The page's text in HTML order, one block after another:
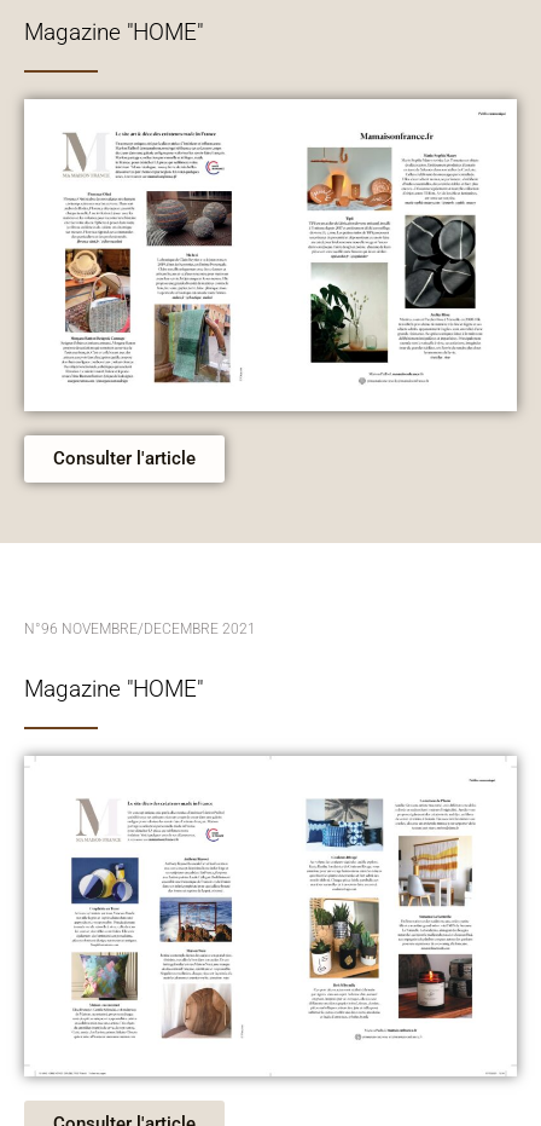
Magazine "HOME"
Consulter l'article
N°96 NOVEMBRE/DECEMBRE 2021
Magazine "HOME"